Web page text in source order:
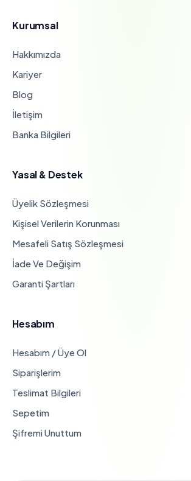
Kurumsal
Hakkımızda
Kariyer
Blog
İletişim
Banka Bilgileri
Yasal & Destek
Üyelik Sözleşmesi
Kişisel Verilerin Korunması
Mesafeli Satış Sözleşmesi
İade Ve Değişim
Garanti Şartları
Hesabım
Hesabım / Üye Ol
Siparişlerim
Teslimat Bilgileri
Sepetim
Şifremi Unuttum